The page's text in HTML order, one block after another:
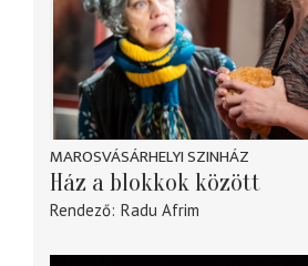
MAROSVÁSÁRHELYI SZINHÁZ
Ház a blokkok között
Rendező Radu Afrim